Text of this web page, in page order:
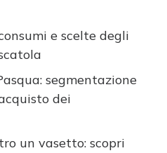
e scelte degli
segmentazione
dei
un vasetto: scopri